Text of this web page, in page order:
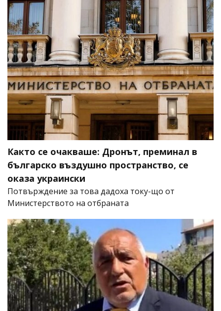
Както се очакваше: Дронът, преминал в
българско въздушно пространство, се
оказа украински
Потвърждение за това дадоха току-що от
Министерството на отбраната